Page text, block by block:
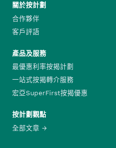
關於按計劃
合作夥伴
客戶評語
產品及服務
最優惠利率按揭計劃
一站式按揭轉介服務
宏亞SuperFirst按揭優惠
按計劃觀點
全部文章